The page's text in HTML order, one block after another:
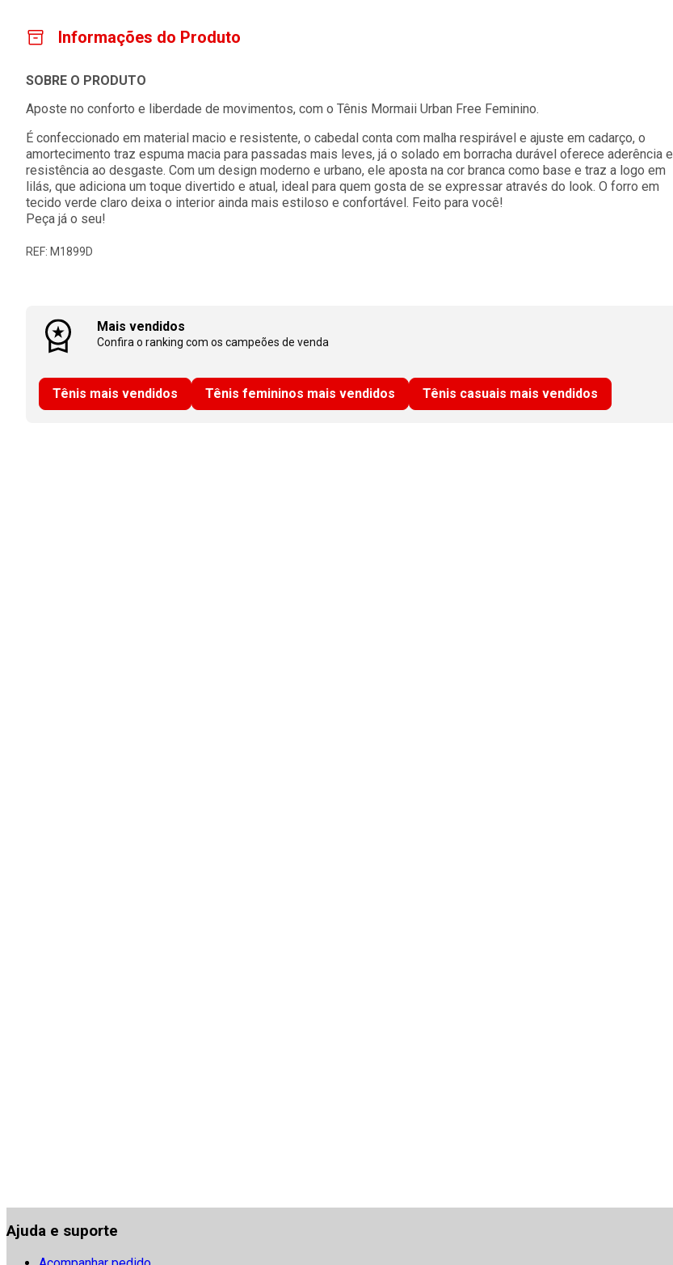
Informações do Produto
SOBRE O PRODUTO
Aposte no conforto e liberdade de movimentos, com o Tênis Mormaii Urban Free Feminino.
É confeccionado em material macio e resistente, o cabedal conta com malha respirável e ajuste em cadarço, o
amortecimento traz espuma macia para passadas mais leves, já o solado em borracha durável oferece aderência e
resistência ao desgaste. Com um design moderno e urbano, ele aposta na cor branca como base e traz a logo em
lilás, que adiciona um toque divertido e atual, ideal para quem gosta de se expressar através do look. O forro em
tecido verde claro deixa o interior ainda mais estiloso e confortável. Feito para você!
Peça já o seu!
REF: M1899D
Mais vendidos
Confira o ranking com os campeões de venda
Tênis mais vendidos Tênis femininos mais vendidos Tênis casuais mais vendidos
Ajuda e suporte